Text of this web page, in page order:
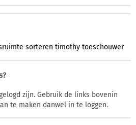
sorteren timothy toeschouwer
zijn. Gebruik de links bovenin
te maken danwel in te loggen.